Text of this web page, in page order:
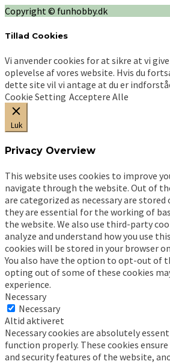
vælges
på
Copyright © funhobby.dk
Tillad Cookies
Vi anvender cookies for at sikre at vi
oplevelse af vores website. Hvis du
dette site vil vi antage at du er
Cookie Setting Acceptere Alle
Luk
Privacy Overview
This website uses cookies to improve
navigate through the website. Out of
are categorized as necessary are stored
they are essential for the working of
the website. We also use third-party
analyze and understand how you use
cookies will be stored in your browser
You also have the option to opt-out of
opting out of some of these cookies
experience.
Necessary
Necessary
Altid aktiveret
Necessary cookies are absolutely
function properly. These cookies
and security features of the website,